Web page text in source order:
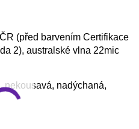
(před barvením Certifikace
2), australské vlna 22mic
nekousavá, nadýchaná,